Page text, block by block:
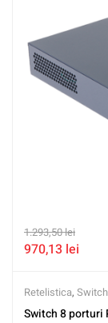
1.293,50lei
970,13 lei
Retelistica,
Switch 8 porturi